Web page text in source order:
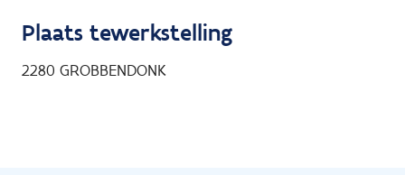
Plaats tewerkstelling
2280 GROBBENDONK